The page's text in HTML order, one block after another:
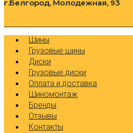
г.Белгород, Молодежная, 93
Шины
Грузовые шины
Диски
Грузовые диски
Оплата и доставка
Шиномонтаж
Бренды
Отзывы
Контакты